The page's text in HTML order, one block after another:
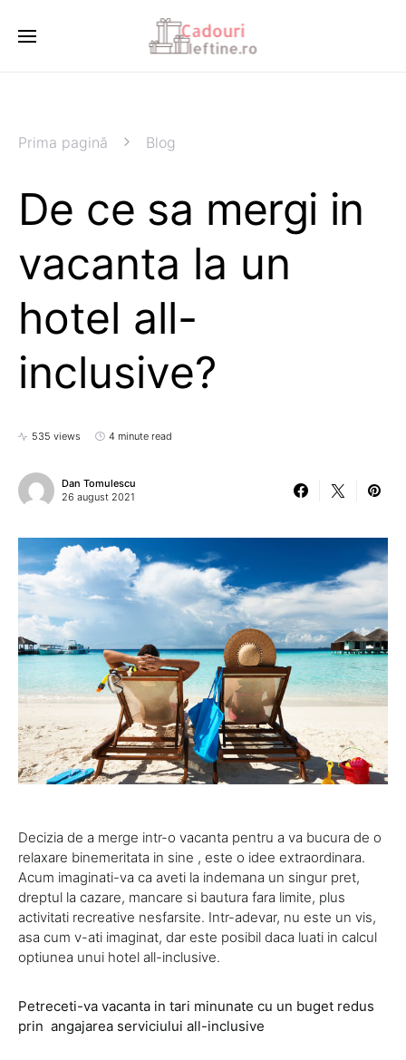
Prima pagină Blog
De ce sa mergi in
vacanta la un
hotel all-
inclusive?
535 views 4 minute read
Dan Tomulescu
26 august 2021
Decizia de a merge intr-o vacanta pentru a va bucura de o
relaxare binemeritata in sine , este o idee extraordinara.
Acum imaginati-va ca aveti la indemana un singur pret,
dreptul la cazare, mancare si bautura fara limite, plus
activitati recreative nesfarsite. Intr-adevar, nu este un vis,
asa cum v-ati imaginat, dar este posibil daca luati in calcul
optiunea unui hotel all-inclusive.
Petreceti-va vacanta in tari minunate cu un buget redus
prin angajarea serviciului all-inclusive